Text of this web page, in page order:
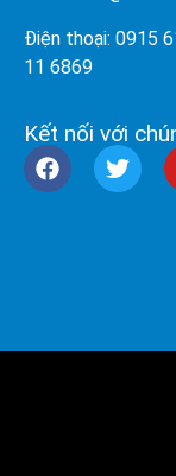
Điện thoại: 0915
11 6869
Kết nối với